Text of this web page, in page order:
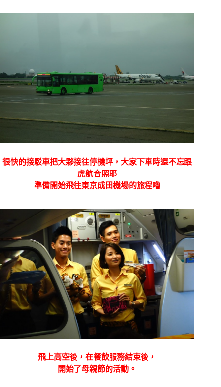
很快的接駁車把大夥接往停機坪，大家下車時還不忘跟
虎航合照耶
準備開始飛往東京成田機場的旅程嚕
飛上高空後，在餐飲服務結束後，
開始了母親節的活動。